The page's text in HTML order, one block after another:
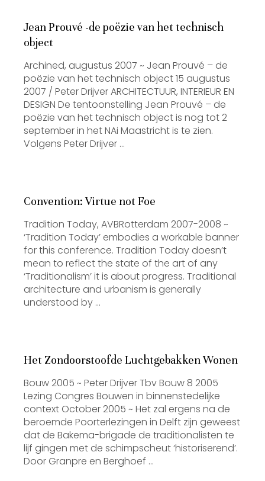
Jean Prouvé -de poëzie van het technisch
object
Archined, augustus 2007 ~ Jean Prouvé – de
poëzie van het technisch object 15 augustus
2007 / Peter Drijver ARCHITECTUUR, INTERIEUR EN
DESIGN De tentoonstelling Jean Prouvé – de
poëzie van het technisch object is nog tot 2
september in het NAi Maastricht is te zien.
Volgens Peter Drijver …
Convention: Virtue not Foe
Tradition Today, AVBRotterdam 2007-2008 ~
‘Tradition Today’ embodies a workable banner
for this conference. Tradition Today doesn’t
mean to reflect the state of the art of any
‘Traditionalism’ it is about progress. Traditional
architecture and urbanism is generally
understood by …
Het Zondoorstoofde Luchtgebakken Wonen
Bouw 2005 ~ Peter Drijver Tbv Bouw 8 2005
Lezing Congres Bouwen in binnenstedelijke
context October 2005 ~ Het zal ergens na de
beroemde Poorterlezingen in Delft zijn geweest
dat de Bakema-brigade de traditionalisten te
lijf gingen met de schimpscheut ‘historiserend’.
Door Granpre en Berghoef …